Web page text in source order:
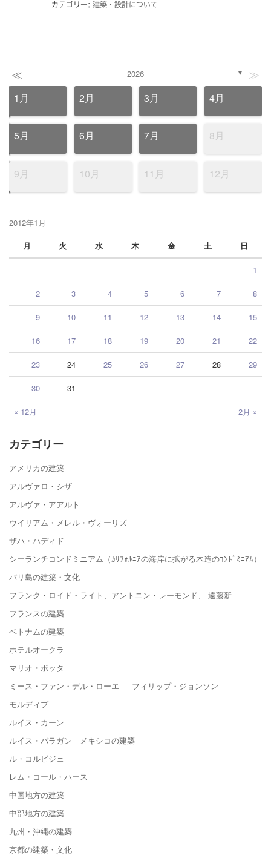
カテゴリー: 建築・設計について
≪ 2026 ▼ ≫
1月 2月 3月 4月
5月 6月 7月 8月
9月 10月 11月 12月
2012年1月
月
火 水 木 金 土 日
« 12月 2月 »
1
2 3 4 5 6 7 8
9 10 11 12 13 14 15
16 17 18 19 20 21 22
23 24 25 26 27 28 29
30 31
カテゴリー
アメリカの建築
アルヴァロ・シザ
アルヴァ・アアルト
ウイリアム・メレル・ヴォーリズ
ザハ・ハディド
シーランチコンドミニアム（ｶﾘﾌｫﾙﾆｱの海岸に拡がる木造のｺﾝﾄﾞﾐﾆｱﾑ）
バリ島の建築・文化
フランク・ロイド・ライト、アントニン・レーモンド、 遠藤新
フランスの建築
ベトナムの建築
ホテルオークラ
マリオ・ボッタ
ミース・ファン・デル・ローエ フィリップ・ジョンソン
モルディブ
ルイス・カーン
ルイス・バラガン メキシコの建築
ル・コルビジェ
レム・コール・ハース
中国地方の建築
中部地方の建築
九州・沖縄の建築
京都の建築・文化